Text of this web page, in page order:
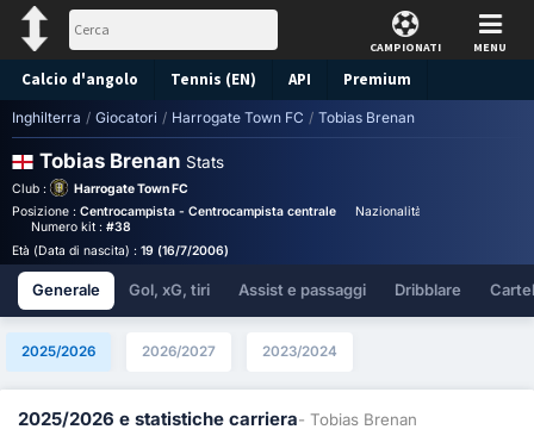
CAMPIONATI MENU
Calcio d'angolo Tennis (EN) API Premium
Pronostico
Inghilterra / Giocatori / Harrogate Town FC / Tobias Brenan
Tobias Brenan Stats
Club :
Harrogate Town FC
Posizione : Centrocampista - Centrocampista centrale Nazionalità :
Numero kit : #38
Età (Data di nascita) : 19 (16/7/2006)
Generale Gol, xG, tiri Assist e passaggi Dribblare
2025/2026 2026/2027 2023/2024
2025/2026 e statistiche carriera- Tobias Brenan